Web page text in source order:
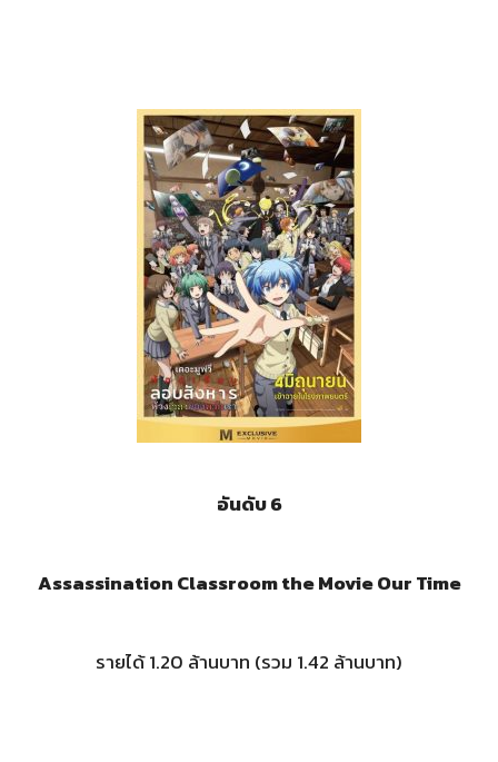
อันดับ 6
Assassination Classroom the Movie Our Time
รายได้ 1.20 ล้านบาท (รวม 1.42 ล้านบาท)